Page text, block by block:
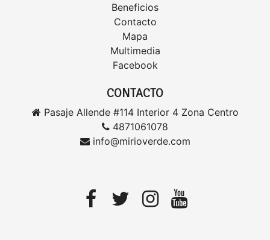
Beneficios
Contacto
Mapa
Multimedia
Facebook
CONTACTO
Pasaje Allende #114 Interior 4 Zona Centro
4871061078
info@mirioverde.com